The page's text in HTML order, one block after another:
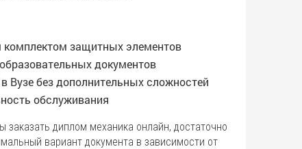
комплектом защитных элементов
документов
Вузе без дополнительных сложностей
обслуживания
диплом механика онлайн, достаточно
вариант документа в зависимости от